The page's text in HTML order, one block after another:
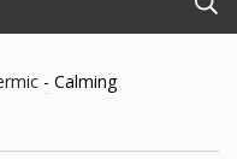
- Calming